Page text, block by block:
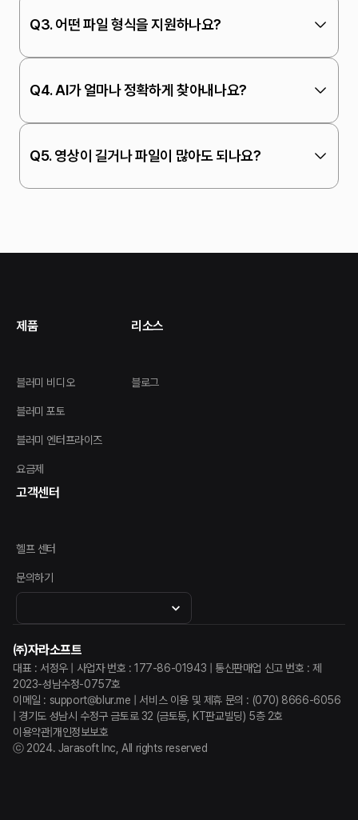
Q3. 어떤 파일 형식을 지원하나요?
Q4. AI가 얼마나 정확하게 찾아내나요?
Q5. 영상이 길거나 파일이 많아도 되나요?
제품
블러미 비디오
블러미 포토
블러미 엔터프라이즈
요금제
리소스
블로그
고객센터
헬프 센터
문의하기
㈜자라소프트
대표 : 서정우 | 사업자 번호 : 177-86-01943 | 통신판매업 신고 번호 : 제
2023-성남수정-0757호
이메일 : support@blur.me | 서비스 이용 및 제휴 문의 : (070) 8666-6056
경기도 성남시 수정구 금토로 32 (금토동, KT판교빌딩) 5층 2호
이용약관|개인정보보호
ⓒ 2024. Jarasoft Inc, All rights reserved